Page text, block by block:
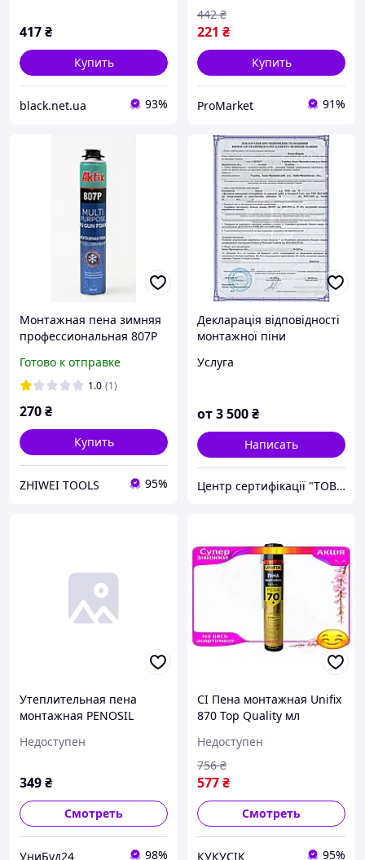
417₴
Купить
black.net.ua 93%
221 ₴
442 ₴
Купить
ProMarket 91%
Монтажная пена зимняя
профессиональная 807P
Готово к отправке
1.0 (1)
270₴
Купить
ZHIWEI TOOLS 95%
Декларація відповідності
монтажної піни
Услуга
от3 500₴
Написать
Центр сертифікації "ТОВ Супровід" (Група компаній)
Утеплительная пена
монтажная PENOSIL
Недоступен
349₴
Смотреть
УниБуд24 98%
CI Пена монтажная Unifix
870 Top Quality мл
для изоляции окон и
дверей герметик д CI2-
888
Недоступен
577₴
756 ₴
Смотреть
КУКУСІК 95%